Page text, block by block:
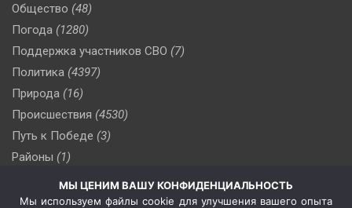
Общество (48)
Погода (1280)
Поддержка участников СВО (7)
Политика (4397)
Природа (16)
Происшествия (4530)
Путь к Победе (3)
Районы (1)
(510)
Сельское хозяйство (3)
МЫ ЦЕНИМ ВАШУ КОНФИДЕНЦИАЛЬНОСТЬ
Мы используем файлы cookie для улучшения вашего опыта